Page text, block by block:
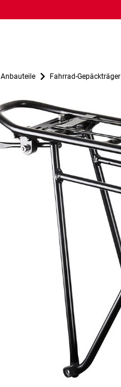
Anbauteile Fahrrad-Gepäckträger